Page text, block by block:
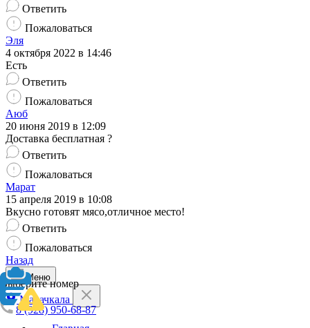
Ответить
Пожаловаться
Эля
4 октября 2022 в 14:46
Есть
Ответить
Пожаловаться
Аюб
20 июня 2019 в 12:09
Доставка бесплатная ?
Ответить
Пожаловаться
Марат
15 апреля 2019 в 10:08
Вкусно готовят мясо,отличное место!
Ответить
Пожаловаться
Назад
Выберите номер
8 (928) 950-68-87
Меню
Махачкала